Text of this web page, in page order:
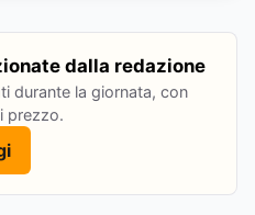
dalla redazione
durante la giornata, con
prezzo.